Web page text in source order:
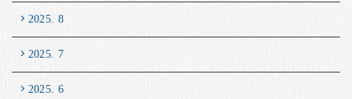
2025. 8
2025. 7
2025. 6